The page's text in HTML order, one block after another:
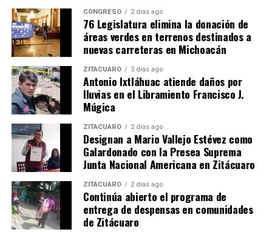
Me gusta esto:
Relacionado
Derecho de comunidades
indígenas al autogobierno y
presupuesto directo sigue
Bedolla compartirá a AMLO,
a la SCJN y Congreso de la
Unión, nuevo reglamento
CONGRESO 2 días ago
76 Legislatura elimina la donación de
áreas verdes en terrenos destinados a
nuevas carreteras en Michoacán
ZITÁCUARO 3 días ago
Antonio Ixtláhuac atiende daños por
lluvias en el Libramiento Francisco J.
Múgica
ZITÁCUARO 2 días ago
Designan a Mario Vallejo Estévez como
Galardonado con la Presea Suprema
Junta Nacional Americana en Zitácuaro
ZITÁCUARO 2 días ago
Continúa abierto el programa de
entrega de despensas en comunidades
de Zitácuaro